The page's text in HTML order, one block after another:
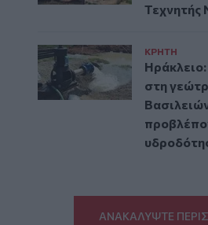
Τεχνητής
ΚΡΗΤΗ
στη
ΑΝΑΚΑΛΥΨΤΕ